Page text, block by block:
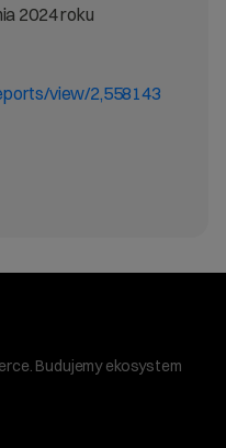
2024 roku
view/2,558143
Budujemy ekosystem